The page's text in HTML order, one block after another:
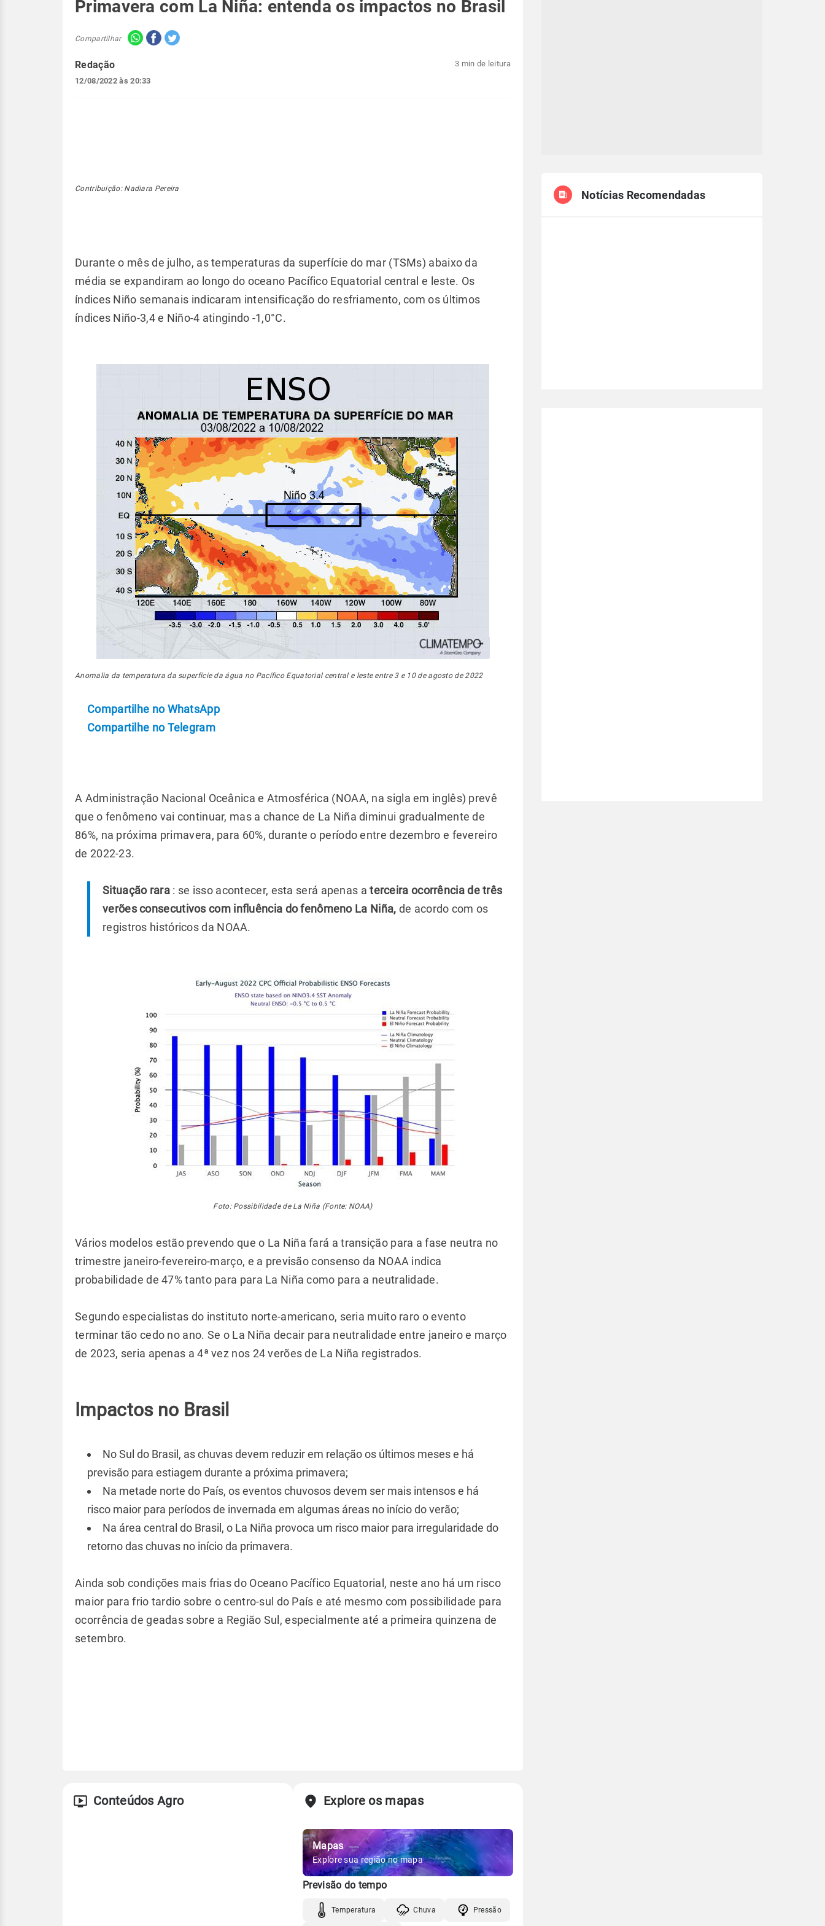
Primavera com La Niña: entenda os impactos no Brasil
Compartilhar
Redação
12/08/2022 às 20:33
3 min de leitura
Contribuição: Nadiara Pereira
Durante o mês de julho, as temperaturas da superfície do mar (TSMs) abaixo da
média se expandiram ao longo do oceano Pacífico Equatorial central e leste. Os
índices Niño semanais indicaram intensificação do resfriamento, com os últimos
índices Niño-3,4 e Niño-4 atingindo -1,0°C.
Anomalia da temperatura da superfície da água no Pacífico Equatorial central e leste entre 3 e 10 de agosto de 2022
Compartilhe no WhatsApp
Compartilhe no Telegram
A Administração Nacional Oceânica e Atmosférica (NOAA, na sigla em inglês) prevê
que o fenômeno vai continuar, mas a chance de La Niña diminui gradualmente de
86%, na próxima primavera, para 60%, durante o período entre dezembro e fevereiro
de 2022-23.
Situação rara: se isso acontecer, esta será apenas aterceira ocorrência de três
verões consecutivos com influência do fenômeno La Niña, de acordo com os
registros históricos da NOAA.
Foto: Possibilidade de La Niña (Fonte: NOAA)
Vários modelos estão prevendo que o La Niña fará a transição para a fase neutra no
trimestre janeiro-fevereiro-março, e a previsão consenso da NOAA indica
probabilidade de 47% tanto para para La Niña como para a neutralidade.
Segundo especialistas do instituto norte-americano, seria muito raro o evento
terminar tão cedo no ano. Se o La Niña decair para neutralidade entre janeiro e março
de 2023, seria apenas a 4ª vez nos 24 verões de La Niña registrados.
Impactos no Brasil
No Sul do Brasil, as chuvas devem reduzir em relação os últimos meses e há
previsão para estiagem durante a próxima primavera;
Na metade norte do País, os eventos chuvosos devem ser mais intensos e há
risco maior para períodos de invernada em algumas áreas no início do verão;
Na área central do Brasil, o La Niña provoca um risco maior para irregularidade do
retorno das chuvas no início da primavera.
Ainda sob condições mais frias do Oceano Pacífico Equatorial, neste ano há um risco
maior para frio tardio sobre o centro-sul do País e até mesmo com possibilidade para
ocorrência de geadas sobre a Região Sul, especialmente até a primeira quinzena de
setembro.
Conteúdos Agro Explore os mapas
Mapas
Explore sua região no mapa
Previsão do tempo
Temperatura Chuva Pressão
Notícias Recomendadas